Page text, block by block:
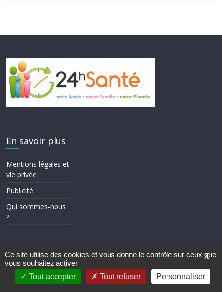
En savoir plus
Mentions légales et
vie privée
Publicité
Qui sommes-nous
?
Copyright © 2026
Theme ColorMag par
ThemeGrill.. Propulsé parWordPress.
X
Ce site utilise des cookies et vous donne le contrôle sur ceux que
vous souhaitez activer
Tout accepter
Tout refuser Personnaliser